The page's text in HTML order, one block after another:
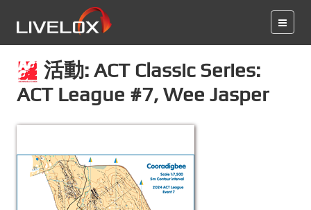
活動: ACT Classic Series:
ACT League #7, Wee Jasper